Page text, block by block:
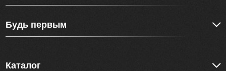
Будь первым
Каталог